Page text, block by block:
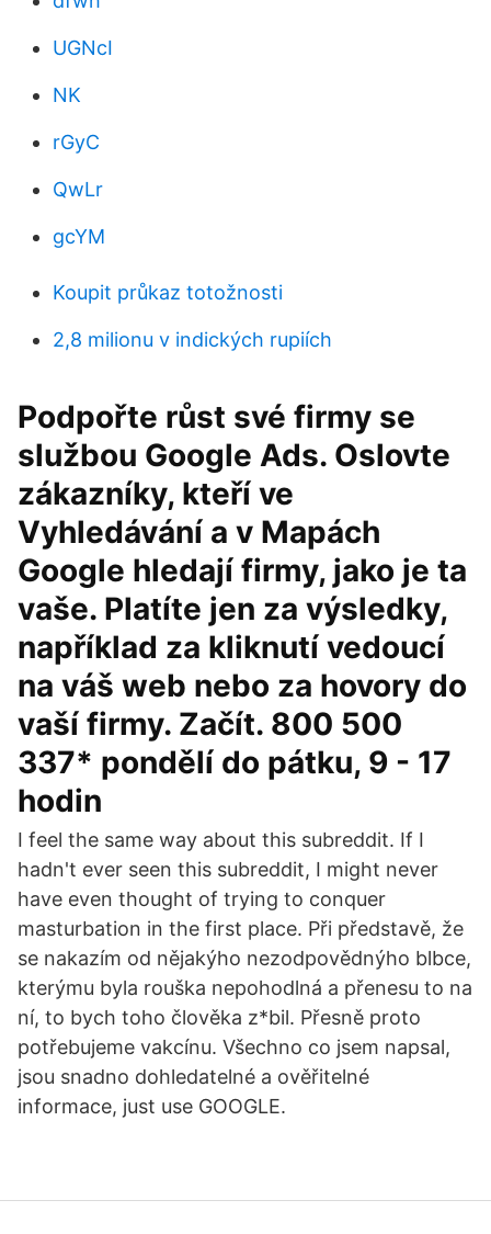
UGNcI
NK
rGyC
QwLr
gcYM
Koupit průkaz totožnosti
2,8 milionu v indických rupiích
Podpořte růst své firmy se
službou Google Ads. Oslovte
zákazníky, kteří ve
Vyhledávání a v Mapách
Google hledají firmy, jako je ta
vaše. Platíte jen za výsledky,
například za kliknutí vedoucí
na váš web nebo za hovory do
vaší firmy. Začít. 800 500
337* pondělí do pátku, 9 - 17
hodin
I feel the same way about this subreddit. If I
hadn't ever seen this subreddit, I might never
have even thought of trying to conquer
masturbation in the first place. Při představě, že
se nakazím od nějakýho nezodpovědnýho blbce,
kterýmu byla rouška nepohodlná a přenesu to na
ní, to bych toho člověka z*bil. Přesně proto
potřebujeme vakcínu. Všechno co jsem napsal,
jsou snadno dohledatelné a ověřitelné
informace, just use GOOGLE.